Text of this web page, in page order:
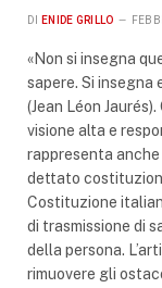
DI ENIDE GRILLO
«Non si insegna
sapere. Si insegna
(Jean Léon
visione alta e
rappresenta
dettato
Costituzione
di trasmissione di
della persona.
rimuovere gli